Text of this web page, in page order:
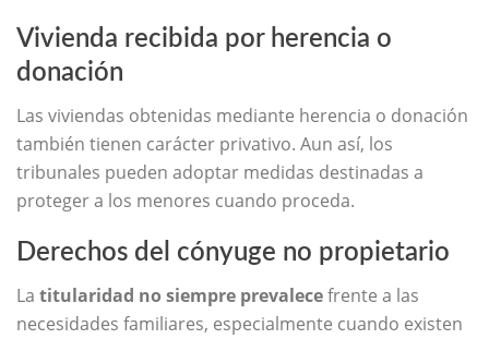
Vivienda recibida por herencia o
donación
Las viviendas obtenidas mediante herencia o donación
también tienen carácter privativo. Aun así, los
tribunales pueden adoptar medidas destinadas a
proteger a los menores cuando proceda.
Derechos del cónyuge no propietario
La titularidad no siempre prevalecefrente a las
necesidades familiares, especialmente cuando existen